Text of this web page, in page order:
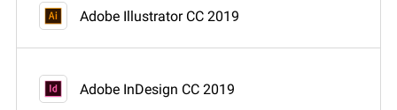
Adobe Illustrator CC 2019
Adobe InDesign CC 2019